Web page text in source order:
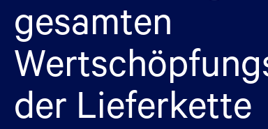
gesamten
der Lieferkette